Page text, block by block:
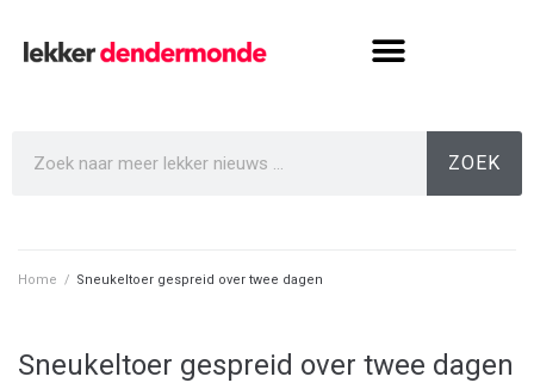
ZOEK
Home / Sneukeltoer gespreid over twee dagen
Sneukeltoer gespreid over twee dagen